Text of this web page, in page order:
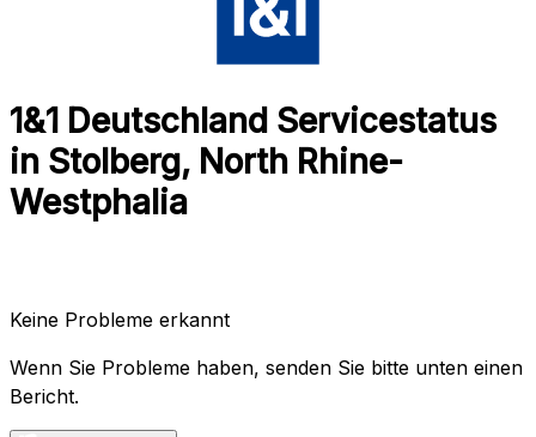
1&1 Deutschland Servicestatus
in Stolberg, North Rhine-
Westphalia
Keine Probleme erkannt
Wenn Sie Probleme haben, senden Sie bitte unten einen
Bericht.